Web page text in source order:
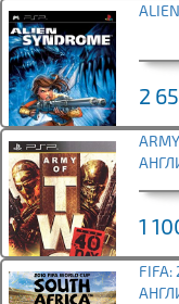
2
1
FIFA: